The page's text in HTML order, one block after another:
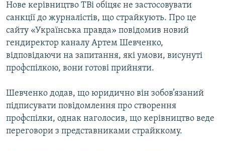
Усі сайти RFE/RL
Нове керівництво ТВі обіцяє не застосовувати
санкції до журналістів, що страйкують. Про це
сайту «Українська правда» повідомив новий
гендиректор каналу Артем Шевченко,
відповідаючи на запитання, які умови, висунуті
профспілкою, вони готові прийняти.
Шевченко додав, що юридично він зобов’язаний
підписувати повідомлення про створення
профспілки, однак наголосив, що керівництво веде
переговори з представниками страйккому.